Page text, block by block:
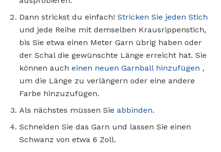
Dann strickst du einfach! Stricken Sie jeden Stich
und jede Reihe mit demselben Krausrippenstich,
bis Sie etwa einen Meter Garn übrig haben oder
der Schal die gewünschte Länge erreicht hat. Sie
können auch einen neuen Garnball hinzufügen ,
um die Länge zu verlängern oder eine andere
Farbe hinzuzufügen.
Als nächstes müssen Sie abbinden.
Schneiden Sie das Garn und lassen Sie einen
Schwanz von etwa 6 Zoll.